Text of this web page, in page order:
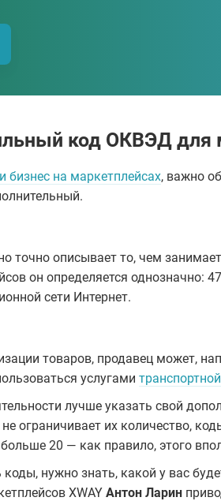
код ОКВЭД для
бизнес на маркетплейсах, важно
точно описывает то, чем
он определяется однозначно:
сети Интернет.
товаров, продавец может,
услугами
лучше указать свой
ограничивает их количество,
20 — как правило, этого
нужно знать, какой у вас
XWAY Антон Ларин